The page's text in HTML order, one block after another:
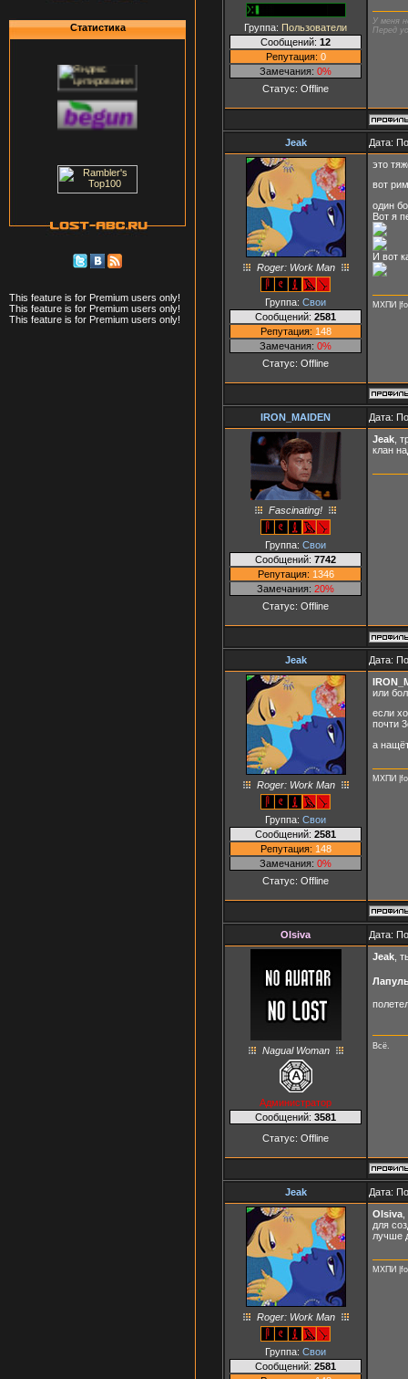
Статистика
This feature is for Premium users only!
This feature is for Premium users only!
This feature is for Premium users only!
Группа: Пользователи
Сообщений: 12
Репутация: 0
Замечания: 0%
Статус: Offline
У меня
Перед
Jeak Дата:
Roger: Work Man
Группа: Свои
Сообщений: 2581
Репутация: 148
Замечания: 0%
Статус: Offline
это
вот
один
Вот я
И вот
МХПИ
IRON_MAIDEN Дата:
Fascinating!
Группа: Свои
Сообщений: 7742
Репутация: 1346
Замечания: 20%
Статус: Offline
Jeak ,
клан
Jeak Дата:
Roger: Work Man
Группа: Свои
Сообщений: 2581
Репутация: 148
Замечания: 0%
Статус: Offline
или
если
почти
а
МХПИ
Olsiva Дата:
Nagual Woman
Администратор
Сообщений: 3581
Статус: Offline
Jeak ,
Всё.
Jeak Дата:
Roger: Work Man
Группа: Свои
Сообщений: 2581
Olsiva
для
лучше
МХПИ